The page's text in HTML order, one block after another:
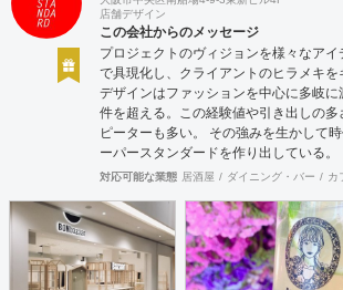
店舗デザイン
この会社からのメッセージ
プロジェクトのヴィジョンを様々なア
で具現化し、クライアントのヒラメキを
デザインはファッションを中心に多岐に
件を超える。この経験値や引き出しの多
ピーターも多い。 その強みを生かして
ーパースタンダードを作り出している。
対応可能な業態 居酒屋 ダイニング・バー カ